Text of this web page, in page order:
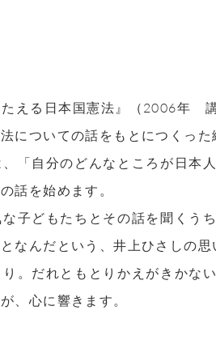
たえる日本国憲法』（2006年
についての話をもとにつくった
「自分のどんなところが日本
話を始めます。
子どもたちとその話を聞くう
なんだという、井上ひさしの思
り。だれともとりかえがきかな
、心に響きます。